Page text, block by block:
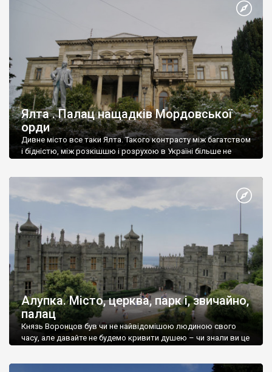
Ялта . Палац нащадків Мордовської
орди
Дивне місто все таки Ялта. Такого контрасту між багатством
і бідністю, між розкішшю і розрухою в Україні більше не
Алупка. Місто, церква, парк і, звичайно,
палац
Князь Воронцов був чи не найвідомішою людиною свого
часу, але давайте не будемо кривити душею – чи знали ви це